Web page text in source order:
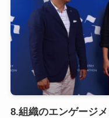
8.組織のエンゲージ